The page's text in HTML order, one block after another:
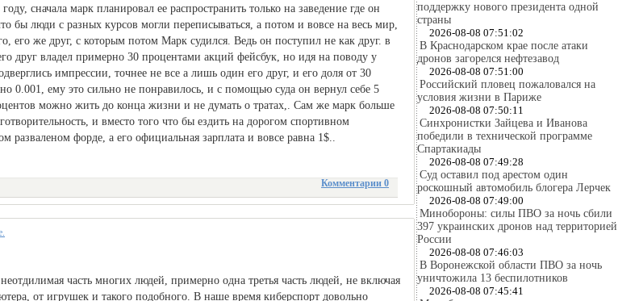
сначала марк планировал ее распространить только на заведение где он
бы люди с разных курсов могли переписываться, а потом и вовсе на весь мир,
его же друг, с которым потом Марк судился. Ведь он поступил не как друг. в
друг владел примерно 30 процентами акций фейсбук, но идя на поводу у
импрессии, точнее не все а лишь один его друг, и его доля от 30
0.001, ему это сильно не понравилось, и с помощью суда он вернул себе 5
можно жить до конца жизни и не думать о тратах,. Сам же марк больше
и вместо того что бы ездить на дорогом спортивном
разваленом форде, а его официальная зарплата и вовсе равна 1$..
Комментарии 0
часть многих людей, примерно одна третья часть людей, не включая
от игрушек и такого подобного. В наше время киберспорт довольно
поддержку нового президента одной
страны
2026-08-08 07:51:02
В Краснодарском крае после атаки
дронов загорелся нефтезавод
2026-08-08 07:51:00
Российский пловец пожаловался на
условия жизни в Париже
2026-08-08 07:50:11
Синхронистки Зайцева и Иванова
победили в технической программе
Спартакиады
2026-08-08 07:49:28
Суд оставил под арестом один
роскошный автомобиль блогера Лерчек
2026-08-08 07:49:00
Минобороны: силы ПВО за ночь сбили
397 украинских дронов над территорией
России
2026-08-08 07:46:03
В Воронежской области ПВО за ночь
уничтожила 13 беспилотников
2026-08-08 07:45:41